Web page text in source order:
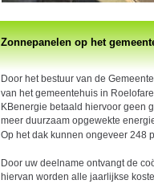
Zonnepanelen op het
Door het bestuur van de
van het gemeentehuis in
KBenergie betaald hiervoor geen
meer duurzaam opgewekte
Op het dak kunnen ongeveer 248
Door uw deelname ontvangt de
hiervan worden alle jaarlijkse